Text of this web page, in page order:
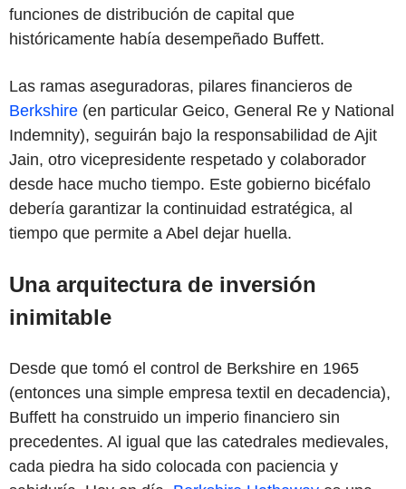
funciones de distribución de capital que
históricamente había desempeñado Buffett.
Las ramas aseguradoras, pilares financieros de
Berkshire (en particular Geico, General Re y National
Indemnity), seguirán bajo la responsabilidad de Ajit
Jain, otro vicepresidente respetado y colaborador
desde hace mucho tiempo. Este gobierno bicéfalo
debería garantizar la continuidad estratégica, al
tiempo que permite a Abel dejar huella.
Una arquitectura de inversión
inimitable
Desde que tomó el control de Berkshire en 1965
(entonces una simple empresa textil en decadencia),
Buffett ha construido un imperio financiero sin
precedentes. Al igual que las catedrales medievales,
cada piedra ha sido colocada con paciencia y